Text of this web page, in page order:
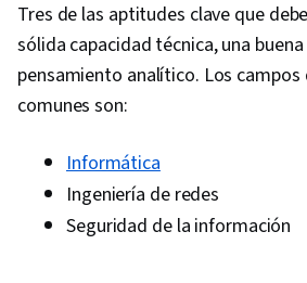
Tres de las aptitudes clave que
sólida capacidad técnica, una
pensamiento analítico. Los
comunes son:
Informática
Ingeniería de redes
Seguridad de la información